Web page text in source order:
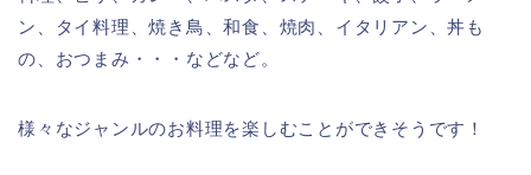
ン、タイ料理、焼き鳥、和食、焼肉、イタリアン、丼も
の、おつまみ・・・などなど。
様々なジャンルのお料理を楽しむことができそうです！